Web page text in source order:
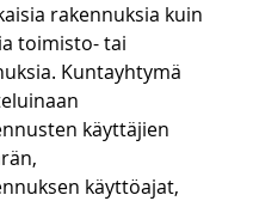
rakennuksia kuin
toimisto- tai
Kuntayhtymä
käyttäjien
käyttöajat,